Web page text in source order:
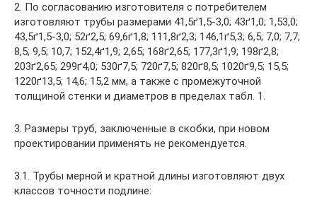
2. По согласованию изготовителя с потребителем
изготовляют трубы размерами 41,5ґ1,5-3,0; 43ґ1,0; 1,53,0;
43,5ґ1,5-3,0; 52ґ2,5; 69,6ґ1,8; 111,8ґ2,3; 146,1ґ5,3; 6,5; 7,0; 7,7;
8,5; 9,5; 10,7; 152,4ґ1,9; 2,65; 168ґ2,65; 177,3ґ1,9; 198ґ2,8;
203ґ2,65; 299ґ4,0; 530ґ7,5; 720ґ7,5; 820ґ8,5; 1020ґ9,5; 15,5;
1220ґ13,5; 14,6; 15,2 мм, а также с промежуточной
толщиной стенки и диаметров в пределах табл. 1.
3. Размеры труб, заключенные в скобки, при новом
проектировании применять не рекомендуется.
3.1. Трубы мерной и кратной длины изготовляют двух
классов точности подлине: